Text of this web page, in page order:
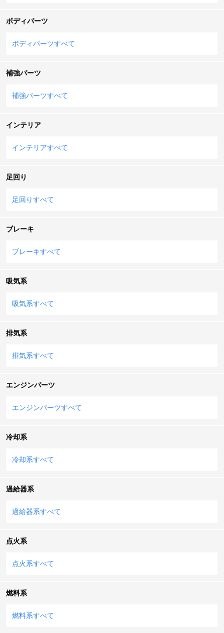
ボディパーツ
ボディパーツすべて
補強パーツ
補強パーツすべて
インテリア
インテリアすべて
足回り
足回りすべて
ブレーキ
ブレーキすべて
吸気系
吸気系すべて
排気系
排気系すべて
エンジンパーツ
エンジンパーツすべて
冷却系
冷却系すべて
過給器系
過給器系すべて
点火系
点火系すべて
燃料系
燃料系すべて